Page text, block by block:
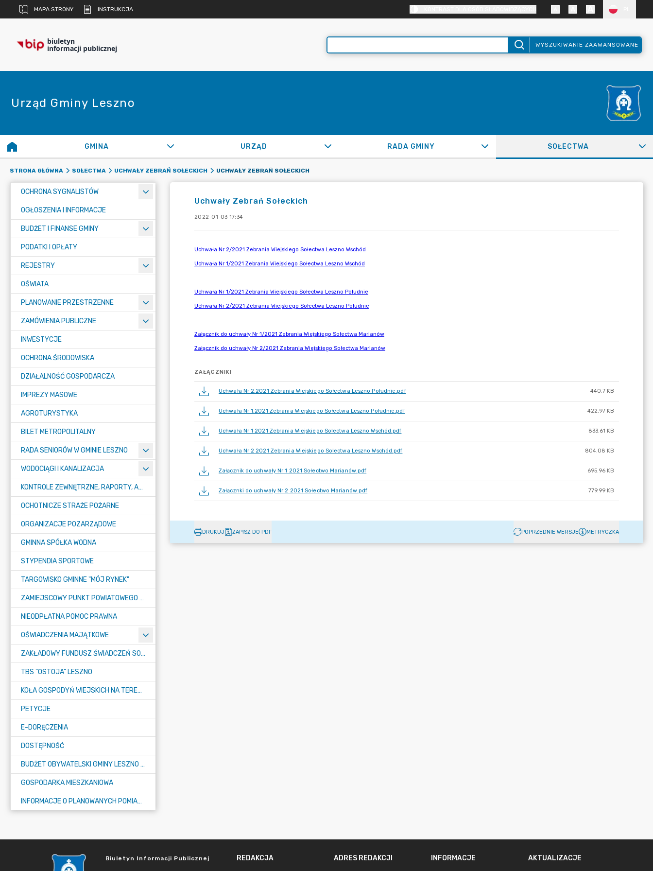
MAPA STRONY INSTRUKCJA
biuletyn
informacji publicznej WYSZUKIWANIE ZAAWANSOWANE
Urząd Gminy Leszno
GMINA URZĄD RADA GMINY SOŁECTWA
STRONA GŁÓWNA SOŁECTWA UCHWAŁY ZEBRAŃ SOŁECKICH UCHWAŁY ZEBRAŃ SOŁECKICH
OCHRONA SYGNALISTÓW
OGŁOSZENIA I INFORMACJE
BUDŻET I FINANSE GMINY
PODATKI I OPŁATY
REJESTRY
OŚWIATA
PLANOWANIE PRZESTRZENNE
ZAMÓWIENIA PUBLICZNE
INWESTYCJE
OCHRONA ŚRODOWISKA
DZIAŁALNOŚĆ GOSPODARCZA
IMPREZY MASOWE
AGROTURYSTYKA
BILET METROPOLITALNY
RADA SENIORÓW W GMINIE LESZNO
WODOCIĄGI I KANALIZACJA
KONTROLE ZEWNĘTRZNE, RAPORTY, ANALIZY
OCHOTNICZE STRAŻE POŻARNE
ORGANIZACJE POZARZĄDOWE
GMINNA SPÓŁKA WODNA
STYPENDIA SPORTOWE
TARGOWISKO GMINNE "MÓJ RYNEK"
ZAMIEJSCOWY PUNKT POWIATOWEGO URZĘDU PRACY W LESZNIE
NIEODPŁATNA POMOC PRAWNA
OŚWIADCZENIA MAJĄTKOWE
ZAKŁADOWY FUNDUSZ ŚWIADCZEŃ SOCJALNYCH (ZFŚS)
TBS "OSTOJA" LESZNO
KOŁA GOSPODYŃ WIEJSKICH NA TERENIE GMINY LESZNO
PETYCJE
E-DORĘCZENIA
DOSTĘPNOŚĆ
BUDŻET OBYWATELSKI GMINY LESZNO NA 2026 ROK
GOSPODARKA MIESZKANIOWA
INFORMACJE O PLANOWANYCH POMIARACH PÓL ELEKTROMAGNETYCZNYCH
Uchwały Zebrań Sołeckich
2022-01-03 17:34
ZAŁĄCZNIKI
Uchwała Nr 2.2021 Zebrania Wiejskiego Sołectwa Leszno Południe.pdf 440.7 KB
Uchwała Nr 1.2021 Zebrania Wiejskiego Sołectwa Leszno Południe.pdf 422.97 KB
Uchwała Nr 1 2021 Zebrania Wiejskiego Solectwa Leszno Wschód.pdf 833.61 KB
Uchwała Nr 2 2021 Zebrania Wiejskiego Solectwa Leszno Wschód.pdf 804.08 KB
Załącznik do uchwały Nr 1 2021 Sołectwo Marianów.pdf 695.96 KB
Załącznki do uchwały Nr 2 2021 Sołectwo Marianów.pdf 779.99 KB
DRUKUJ ZAPISZ DO PDF POPRZEDNIE WERSJE METRYCZKA
Biuletyn Informacji Publicznej REDAKCJA ADRES REDAKCJI INFORMACJE AKTUALIZACJE